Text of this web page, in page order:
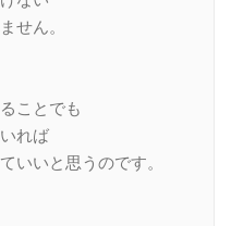
せん。
ことでも
れば
いいと思うのです。